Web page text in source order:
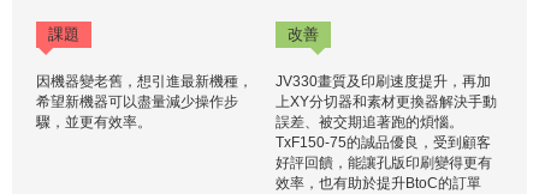
課題 改善
因機器變老舊，想引進最新機種，
希望新機器可以盡量減少操作步
驟，並更有效率。
JV330畫質及印刷速度提升，再加
上XY分切器和素材更換器解決手動
誤差、被交期追著跑的煩惱。
TxF150-75的誠品優良，受到顧客
好評回饋，能讓孔版印刷變得更有
效率，也有助於提升BtoC的訂單